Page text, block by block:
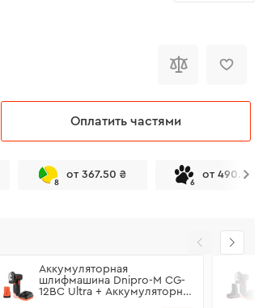
Оплатить частями
8
от 367.50 ₴
6
от 490.00 ₴
Аккумуляторная
шлифмашина Dnipro-M СG-
12BC Ultra + Аккумуляторная